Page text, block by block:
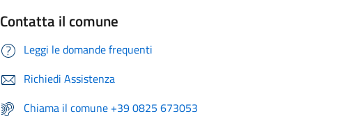
Contatta il comune
Leggi le domande frequenti
Richiedi Assistenza
Chiama il comune +39 0825 673053